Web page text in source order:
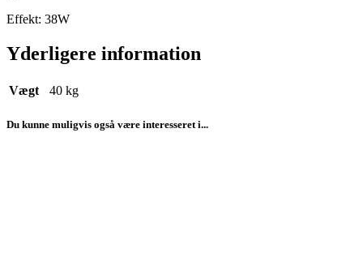
Effekt: 38W
Yderligere information
Vægt 40 kg
Du kunne muligvis også være interesseret i...